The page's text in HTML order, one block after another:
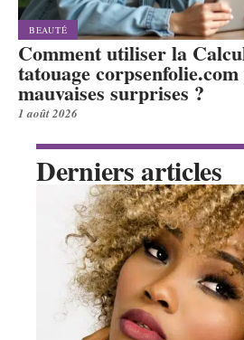
BEAUTÉ
Comment utiliser la
tatouage
mauvaises surprises ?
1 août 2026
Derniers articles